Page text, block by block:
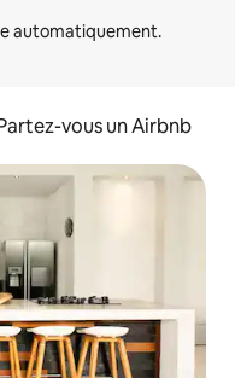
vous un Airbnb